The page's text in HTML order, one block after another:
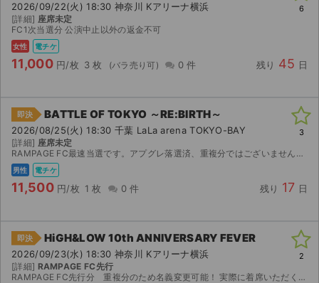
2026/09/22(火) 18:30 神奈川 Kアリーナ横浜
[詳細] 座席未定
FC1次当選分 公演中止以外の返金不可
女性 電チケ
11,000 円/枚 3 枚 0 件 残り 45 日
6
即決 BATTLE OF TOKYO ～RE:BIRTH～
2026/08/25(火) 18:30 千葉 LaLa arena TOKYO-BAY
[詳細] 座席未定
RAMPAGE FC最速当選です。アプグレ落選済、重複分ではございません。ご購入後名義お教え可能です。 発券開始しましたらすぐQRコード画像でのお渡しとなります。 公演中止の場合は手数料を差し...
男性 電チケ
11,500 円/枚 1 枚 0 件 残り 17 日
3
即決 HiGH&LOW 10th ANNIVERSARY FEVER
2026/09/23(水) 18:30 神奈川 Kアリーナ横浜
[詳細] RAMPAGE FC先行
RAMPAGE FC先行分 重複分のため名義変更可能！ 実際に着席いただく座席と異なってもよろしければ2枚とも名義変更での分配も可能です！名義変更での分配であればランダムエラーもご自身で対応いた...
2